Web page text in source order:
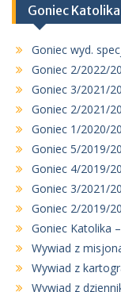
Goniec Katolika
Goniec wyd.
Goniec 2/2022/
Goniec 3/2021/
Goniec 2/2021/
Goniec 1/2020/
Goniec 5/2019/
Goniec 4/2019/
Goniec 3/2021/
Goniec 2/2019/
Goniec Katolika
Wywiad z
Wywiad z
Wywiad z